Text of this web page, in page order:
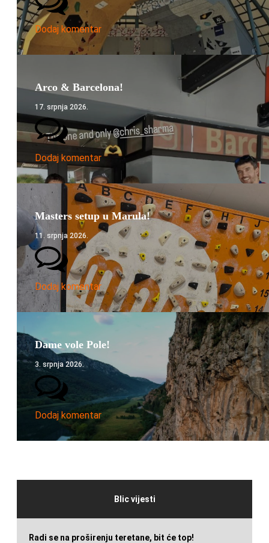
Dodaj komentar
Arco & Barcelona!
17. srpnja 2026.
Dodaj komentar
Masters setup u Marula!
11. srpnja 2026.
Dodaj komentar
Dame vole Pole!
3. srpnja 2026.
Dodaj komentar
Blic vijesti
Radi se na proširenju teretane, bit će top!